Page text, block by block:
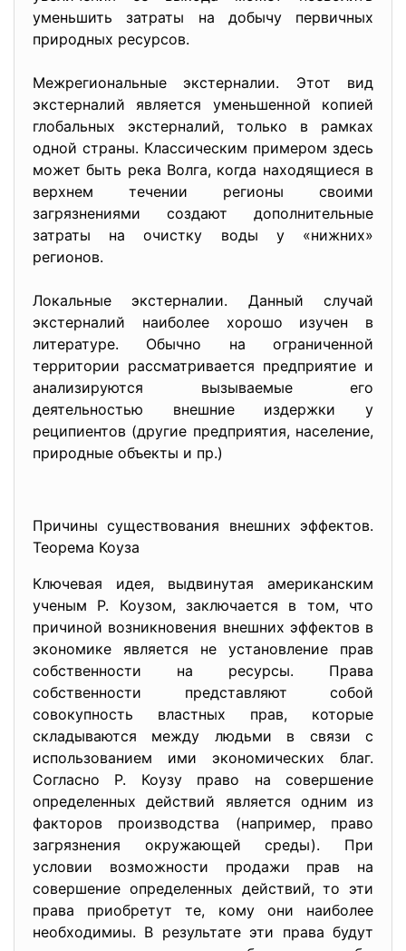
уменьшить затраты на добычу первичных
природных ресурсов.
Межрегиональные экстерналии. Этот вид
экстерналий является уменьшенной копией
глобальных экстерналий, только в рамках
одной страны. Классическим примером здесь
может быть река Волга, когда находящиеся в
верхнем течении регионы своими
загрязнениями создают дополнительные
затраты на очистку воды у «нижних»
регионов.
Локальные экстерналии. Данный случай
экстерналий наиболее хорошо изучен в
литературе. Обычно на ограниченной
территории рассматривается предприятие и
анализируются вызываемые его
деятельностью внешние издержки у
реципиентов (другие предприятия, население,
природные объекты и пр.)
Причины существования внешних эффектов.
Теорема Коуза
Ключевая идея, выдвинутая американским
ученым Р. Коузом, заключается в том, что
причиной возникновения внешних эффектов в
экономике является не установление прав
собственности на ресурсы. Права
собственности представляют собой
совокупность властных прав, которые
складываются между людьми в связи с
использованием ими экономических благ.
Согласно Р. Коузу право на совершение
определенных действий является одним из
факторов производства (например, право
загрязнения окружающей среды). При
условии возможности продажи прав на
совершение определенных действий, то эти
права приобретут те, кому они наиболее
необходимиы. В результате эти права будут